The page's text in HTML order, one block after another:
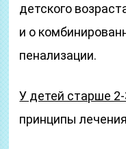
детского
и о
пенализации.
У детей старше
принципы